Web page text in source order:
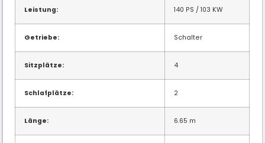
Leistung: 140 PS / 103 KW
Getriebe: Schalter
Sitzplätze: 4
Schlafplätze: 2
Länge: 6.65 m